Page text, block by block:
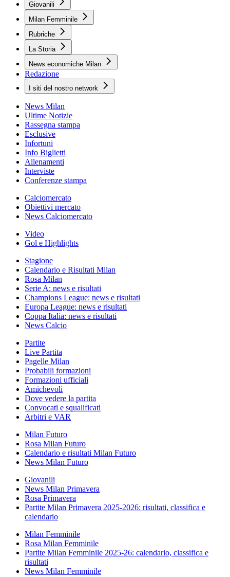
Giovanili
Milan Femminile
Rubriche
La Storia
News economiche Milan
Redazione
I siti del nostro network
News Milan
Ultime Notizie
Rassegna stampa
Esclusive
Infortuni
Info Biglietti
Allenamenti
Interviste
Conferenze stampa
Calciomercato
Obiettivi mercato
News Calciomercato
Video
Gol e Highlights
Stagione
Calendario e Risultati Milan
Rosa Milan
Serie A: news e risultati
Champions League: news e risultati
Europa League: news e risultati
Coppa Italia: news e risultati
News Calcio
Partite
Live Partita
Pagelle Milan
Probabili formazioni
Formazioni ufficiali
Amichevoli
Dove vedere la partita
Convocati e squalificati
Arbitri e VAR
Milan Futuro
Rosa Milan Futuro
Calendario e risultati Milan Futuro
News Milan Futuro
Giovanili
News Milan Primavera
Rosa Primavera
Partite Milan Primavera 2025-2026: risultati, classifica e
calendario
Milan Femminile
Rosa Milan Femminile
Partite Milan Femminile 2025-26: calendario, classifica e
risultati
News Milan Femminile